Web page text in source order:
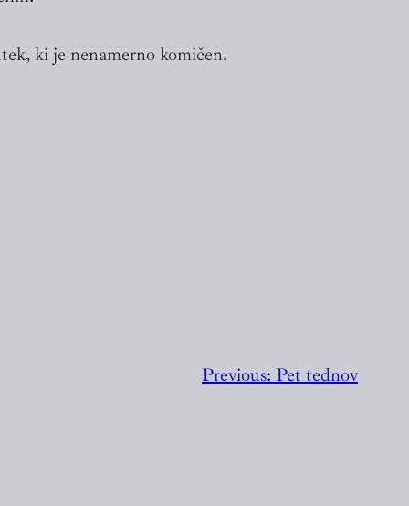
ki je nenamerno komičen.
Previous: Pet tednov